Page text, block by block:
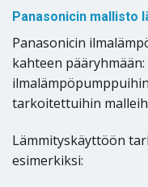
Panasonicin mallisto
Panasonicin
kahteen pääryhmään:
tarkoitettuihin
Lämmityskäyttöön
esimerkiksi: